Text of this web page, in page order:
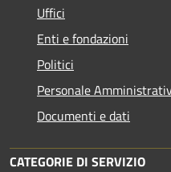
Uffici
Enti e fondazioni
Politici
Personale
Documenti e dati
CATEGORIE DI SERVIZIO